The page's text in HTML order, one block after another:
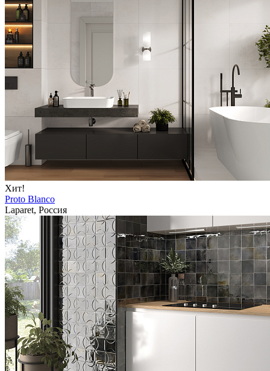
Хит!
Proto Blanco
Laparet, Россия